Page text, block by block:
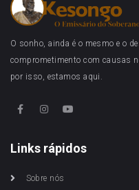
O sonho, ainda é o mesmo e o
comprometimento com causas
por isso, estamos aqui.
Links rápidos
Sobre nós